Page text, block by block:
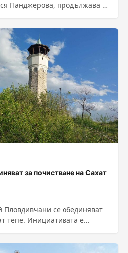
Панджерова, продължава да
за почистване на Сахат
Пловдивчани се обединяват
тепе. Инициативата е